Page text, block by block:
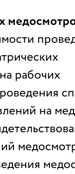
рабочих
на